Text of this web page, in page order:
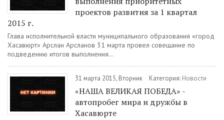
проектов развития за 1 квартал
2015 г.
Глава исполнительной власти муниципального образования «город
Хасавюрт» Арслан Арсланов 31 марта провел совещание по
подведению итогов выполнения...
31 марта 2015, Вторник Категория: Новости
«НАША ВЕЛИКАЯ ПОБЕДА» -
автопробег мира и дружбы в
Хасавюрте